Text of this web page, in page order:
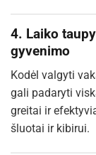
4. Laiko
gyvenimo
Kodėl valgyti
gali padaryti
greitai ir
šluotai ir kibirui.